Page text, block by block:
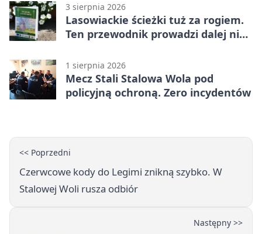
3 sierpnia 2026
Lasowiackie ścieżki tuż za rogiem.
Ten przewodnik prowadzi dalej niż
1 sierpnia 2026
Mecz Stali Stalowa Wola pod
policyjną ochroną. Zero incydentów
<< Poprzedni
Czerwcowe kody do Legimi znikną szybko. W
Stalowej Woli rusza odbiór
Następny >>